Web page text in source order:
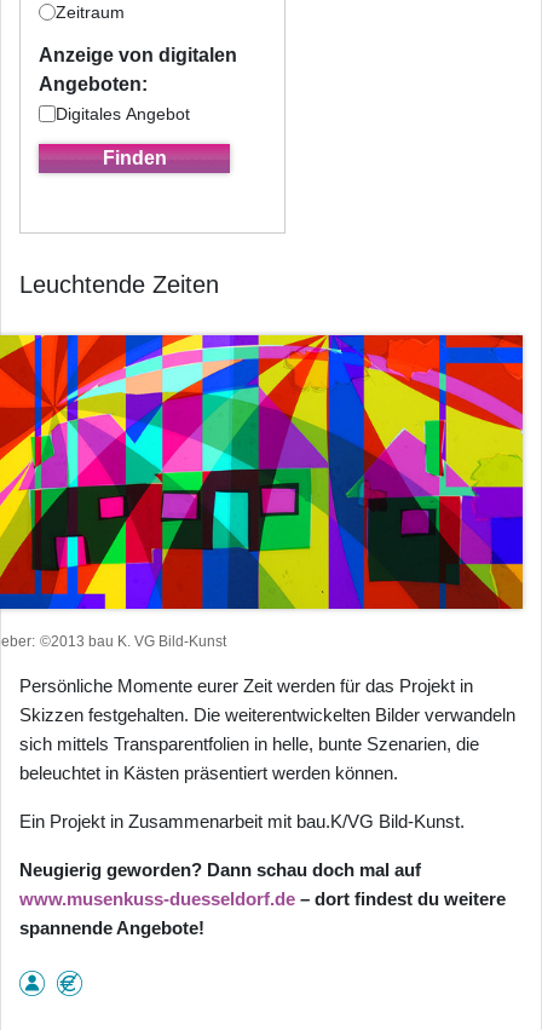
Zeitraum
Anzeige von digitalen
Angeboten:
Digitales Angebot
Leuchtende Zeiten
©2013 bau K. VG Bild-Kunst
Persönliche Momente eurer Zeit werden für das Projekt in
Skizzen festgehalten. Die weiterentwickelten Bilder verwandeln
sich mittels Transparentfolien in helle, bunte Szenarien, die
beleuchtet in Kästen präsentiert werden können.
Ein Projekt in Zusammenarbeit mit bau.K/VG Bild-Kunst.
Neugierig geworden? Dann schau doch mal auf
www.musenkuss-duesseldorf.de – dort findest du weitere
spannende Angebote!